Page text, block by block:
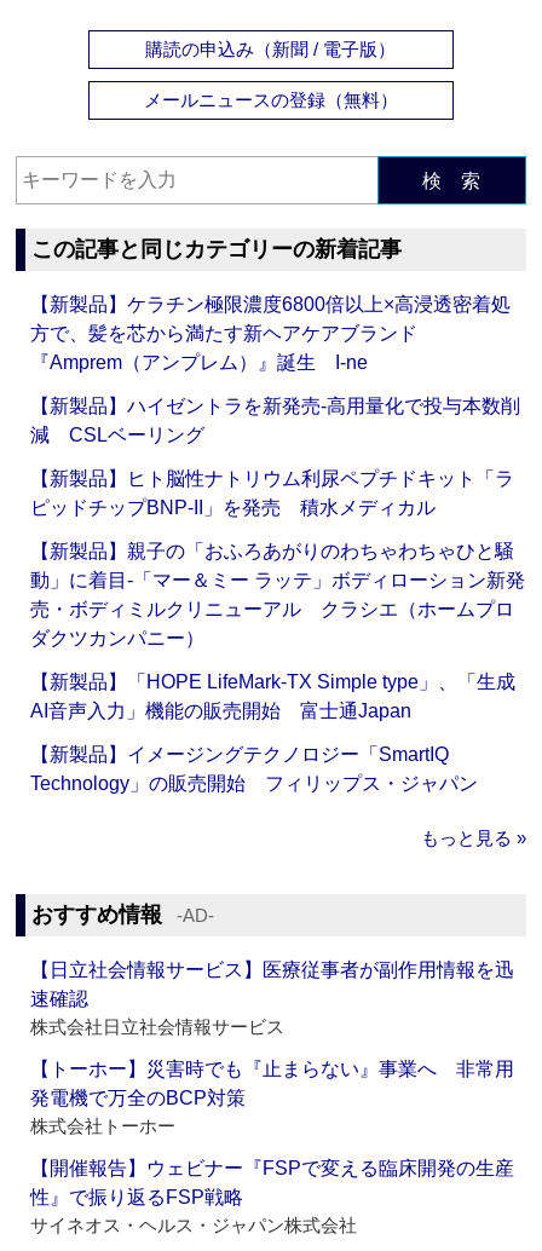
購読の申込み（新聞 / 電子版）
メールニュースの登録（無料）
検 索
この記事と同じカテゴリーの新着記事
【新製品】ケラチン極限濃度6800倍以上×高浸透密着処
方で、髪を芯から満たす新ヘアケアブランド
『Amprem（アンプレム）』誕生 I-ne
【新製品】ハイゼントラを新発売‐高用量化で投与本数削
減 CSLベーリング
【新製品】ヒト脳性ナトリウム利尿ペプチドキット「ラ
ピッドチップBNP-II」を発売 積水メディカル
【新製品】親子の「おふろあがりのわちゃわちゃひと騒
動」に着目‐「マー＆ミー ラッテ」ボディローション新発
売・ボディミルクリニューアル クラシエ（ホームプロ
ダクツカンパニー）
【新製品】「HOPE LifeMark-TX Simple type」、「生成
AI音声入力」機能の販売開始 富士通Japan
【新製品】イメージングテクノロジー「SmartIQ
Technology」の販売開始 フィリップス・ジャパン
もっと見る »
おすすめ情報 ‐AD‐
【日立社会情報サービス】医療従事者が副作用情報を迅
速確認
株式会社日立社会情報サービス
【トーホー】災害時でも『止まらない』事業へ 非常用
発電機で万全のBCP対策
株式会社トーホー
【開催報告】ウェビナー『FSPで変える臨床開発の生産
性』で振り返るFSP戦略
サイネオス・ヘルス・ジャパン株式会社